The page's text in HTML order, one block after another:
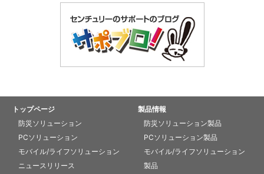
トップページ
防災ソリューション
PCソリューション
モバイル/ライフソリューション
ニュースリリース
製品情報
防災ソリューション製品
PCソリューション製品
モバイル/ライフソリューション
製品